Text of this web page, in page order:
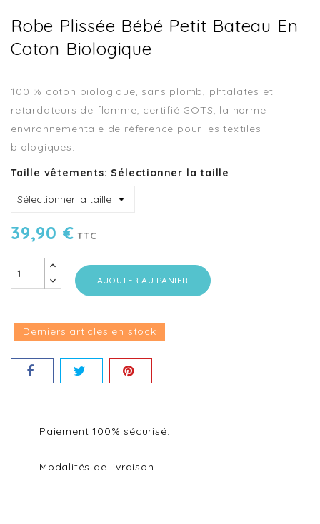
Robe Plissée Bébé Petit Bateau En
Coton Biologique
100 % coton biologique, sans plomb, phtalates et
retardateurs de flamme, certifié GOTS, la norme
environnementale de référence pour les textiles
biologiques.
Taille vêtements: Sélectionner la taille
39,90 € TTC
AJOUTER AU PANIER
Derniers articles en stock
Paiement 100% sécurisé.
Modalités de livraison.